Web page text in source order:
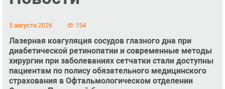
5 августа 2026 154
Лазерная коагуляция сосудов глазного дна при
диабетической ретинопатии и современные методы
хирургии при заболеваниях сетчатки стали доступны
пациентам по полису обязательного медицинского
страхования в Офтальмологическом отделении